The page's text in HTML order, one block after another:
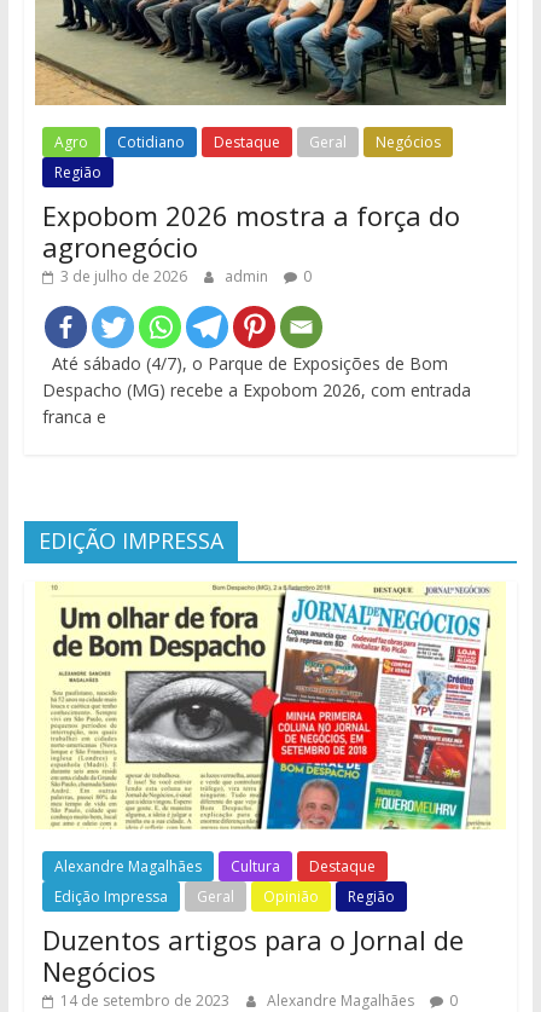
Agro Cotidiano Destaque Geral
Negócios
Região
Expobom 2026 mostra a força do
agronegócio
3 de julho de 2026 admin 0
Até sábado (4/7), o Parque de Exposições de Bom
Despacho (MG) recebe a Expobom 2026, com entrada
franca e
EDIÇÃO IMPRESSA
Alexandre Magalhães Cultura
Destaque
Edição Impressa
Geral Opinião Região
Duzentos artigos para o Jornal de
Negócios
14 de setembro de 2023 Alexandre Magalhães 0